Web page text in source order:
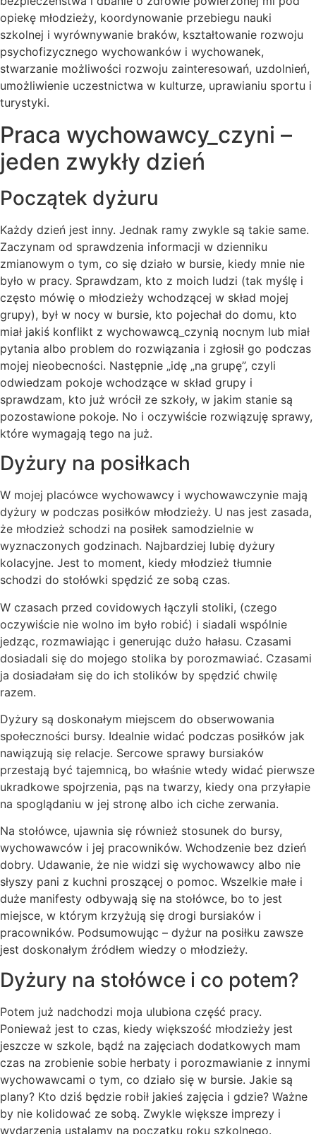
opiekę młodzieży, koordynowanie przebiegu nauki
szkolnej i wyrównywanie braków, kształtowanie rozwoju
psychofizycznego wychowanków i wychowanek,
stwarzanie możliwości rozwoju zainteresowań, uzdolnień,
umożliwienie uczestnictwa w kulturze, uprawianiu sportu i
turystyki.
Praca wychowawcy_czyni –
jeden zwykły dzień
Początek dyżuru
Każdy dzień jest inny. Jednak ramy zwykle są takie same.
Zaczynam od sprawdzenia informacji w dzienniku
zmianowym o tym, co się działo w bursie, kiedy mnie nie
było w pracy. Sprawdzam, kto z moich ludzi (tak myślę i
często mówię o młodzieży wchodzącej w skład mojej
grupy), był w nocy w bursie, kto pojechał do domu, kto
miał jakiś konflikt z wychowawcą_czynią nocnym lub miał
pytania albo problem do rozwiązania i zgłosił go podczas
mojej nieobecności. Następnie „idę „na grupę”, czyli
odwiedzam pokoje wchodzące w skład grupy i
sprawdzam, kto już wrócił ze szkoły, w jakim stanie są
pozostawione pokoje. No i oczywiście rozwiązuję sprawy,
które wymagają tego na już.
Dyżury na posiłkach
W mojej placówce wychowawcy i wychowawczynie mają
dyżury w podczas posiłków młodzieży. U nas jest zasada,
że młodzież schodzi na posiłek samodzielnie w
wyznaczonych godzinach. Najbardziej lubię dyżury
kolacyjne. Jest to moment, kiedy młodzież tłumnie
schodzi do stołówki spędzić ze sobą czas.
W czasach przed covidowych łączyli stoliki, (czego
oczywiście nie wolno im było robić) i siadali wspólnie
jedząc, rozmawiając i generując dużo hałasu. Czasami
dosiadali się do mojego stolika by porozmawiać. Czasami
ja dosiadałam się do ich stolików by spędzić chwilę
razem.
Dyżury są doskonałym miejscem do obserwowania
społeczności bursy. Idealnie widać podczas posiłków jak
nawiązują się relacje. Sercowe sprawy bursiaków
przestają być tajemnicą, bo właśnie wtedy widać pierwsze
ukradkowe spojrzenia, pąs na twarzy, kiedy ona przyłapie
na spoglądaniu w jej stronę albo ich ciche zerwania.
Na stołówce, ujawnia się również stosunek do bursy,
wychowawców i jej pracowników. Wchodzenie bez dzień
dobry. Udawanie, że nie widzi się wychowawcy albo nie
słyszy pani z kuchni proszącej o pomoc. Wszelkie małe i
duże manifesty odbywają się na stołówce, bo to jest
miejsce, w którym krzyżują się drogi bursiaków i
pracowników. Podsumowując – dyżur na posiłku zawsze
jest doskonałym źródłem wiedzy o młodzieży.
Dyżury na stołówce i co potem?
Potem już nadchodzi moja ulubiona część pracy.
Ponieważ jest to czas, kiedy większość młodzieży jest
jeszcze w szkole, bądź na zajęciach dodatkowych mam
czas na zrobienie sobie herbaty i porozmawianie z innymi
wychowawcami o tym, co działo się w bursie. Jakie są
plany? Kto dziś będzie robił jakieś zajęcia i gdzie? Ważne
by nie kolidować ze sobą. Zwykle większe imprezy i
wydarzenia ustalamy na początku roku szkolnego.